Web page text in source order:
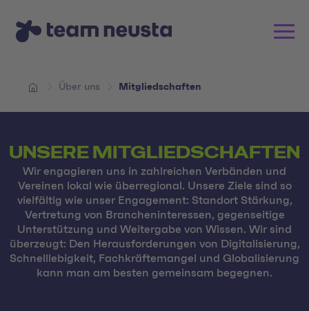
Über uns Mitgliedschaften
UNSERE MITGLIEDSCHAFTEN
Wir engagieren uns in zahlreichen Verbänden und
Vereinen lokal wie überregional. Unsere Ziele sind so
vielfältig wie unser Engagement: Standort Stärkung,
Vertretung von Brancheninteressen, gegenseitige
Unterstützung und Weitergabe von Wissen. Wir sind
überzeugt: Den Herausforderungen von Digitalisierung,
Schnelllebigkeit, Fachkräftemangel und Globalisierung
kann man am besten gemeinsam begegnen.